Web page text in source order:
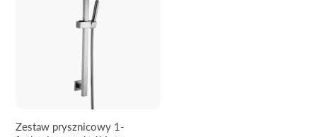
Zestaw prysznicowy 1-